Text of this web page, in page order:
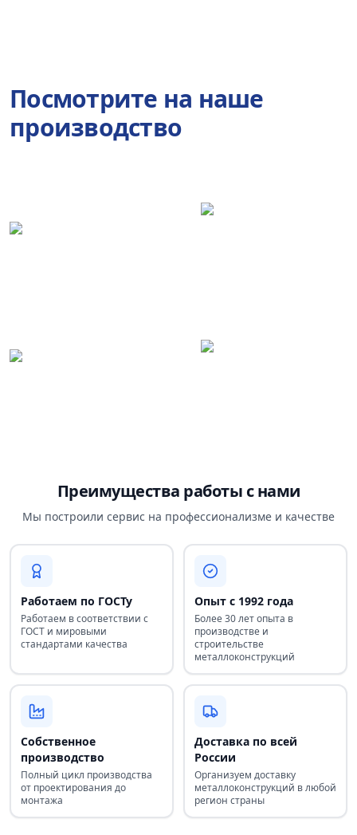
Посмотрите на наше
производство
Преимущества работы с нами
Мы построили сервис на профессионализме и качестве
Работаем по ГОСТу
Работаем в соответствии с
ГОСТ и мировыми
стандартами качества
Опыт с 1992 года
Более 30 лет опыта в
производстве и
строительстве
металлоконструкций
Собственное
производство
Полный цикл производства
от проектирования до
монтажа
Доставка по всей
России
Организуем доставку
металлоконструкций в любой
регион страны